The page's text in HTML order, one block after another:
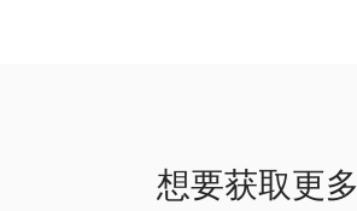
想要获取更